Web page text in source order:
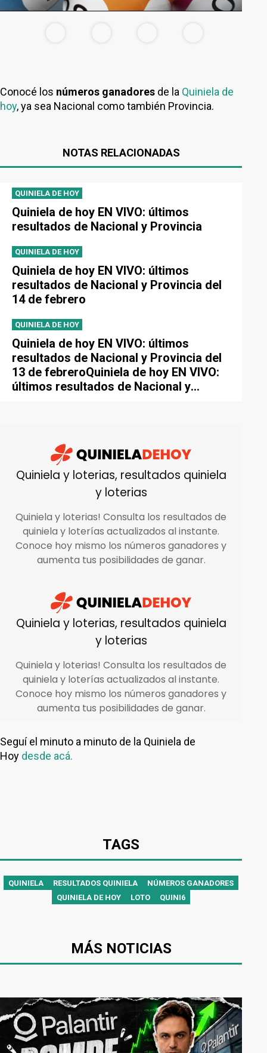
Conocé los números ganadores de la Quiniela de
hoy, ya sea Nacional como también Provincia.
NOTAS RELACIONADAS
QUINIELA DE HOY
Quiniela de hoy EN VIVO: últimos
resultados de Nacional y Provincia
QUINIELA DE HOY
Quiniela de hoy EN VIVO: últimos
resultados de Nacional y Provincia del
14 de febrero
QUINIELA DE HOY
Quiniela de hoy EN VIVO: últimos
resultados de Nacional y Provincia del
13 de febreroQuiniela de hoy EN VIVO:
últimos resultados de Nacional y
Seguí el minuto a minuto de la Quiniela de
Hoy desde acá.
TAGS
QUINIELA RESULTADOS QUINIELA
NÚMEROS GANADORES
QUINIELA DE HOY
LOTO QUINI6
MÁS NOTICIAS